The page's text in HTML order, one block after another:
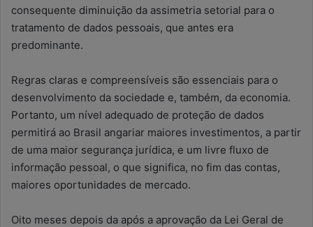
consequente diminuição da assimetria setorial para o
tratamento de dados pessoais, que antes era
predominante.
Regras claras e compreensíveis são essenciais para o
desenvolvimento da sociedade e, também, da economia.
Portanto, um nível adequado de proteção de dados
permitirá ao Brasil angariar maiores investimentos, a partir
de uma maior segurança jurídica, e um livre fluxo de
informação pessoal, o que significa, no fim das contas,
maiores oportunidades de mercado.
Oito meses depois da após a aprovação da Lei Geral de